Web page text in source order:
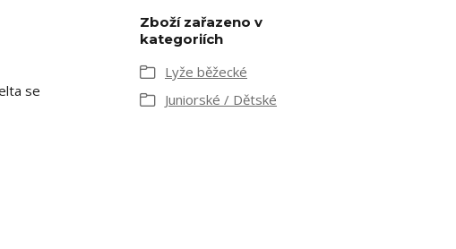
se
Zboží zařazeno v
kategoriích
Lyže běžecké
Juniorské / Dětské